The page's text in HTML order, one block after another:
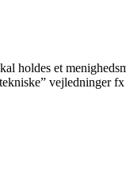
holdes et
vejledninger